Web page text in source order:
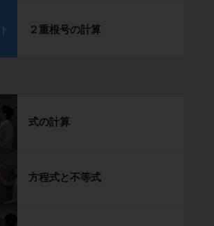
２重根号の計算
式の計算
方程式と不等式